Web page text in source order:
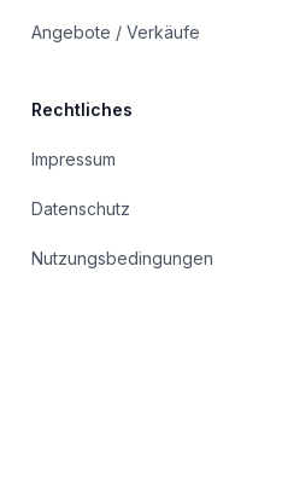
Angebote / Verkäufe
Rechtliches
Impressum
Datenschutz
Nutzungsbedingungen